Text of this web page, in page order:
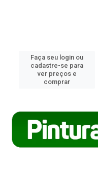
Faça seu login ou
cadastre-se para
ver preços e
comprar